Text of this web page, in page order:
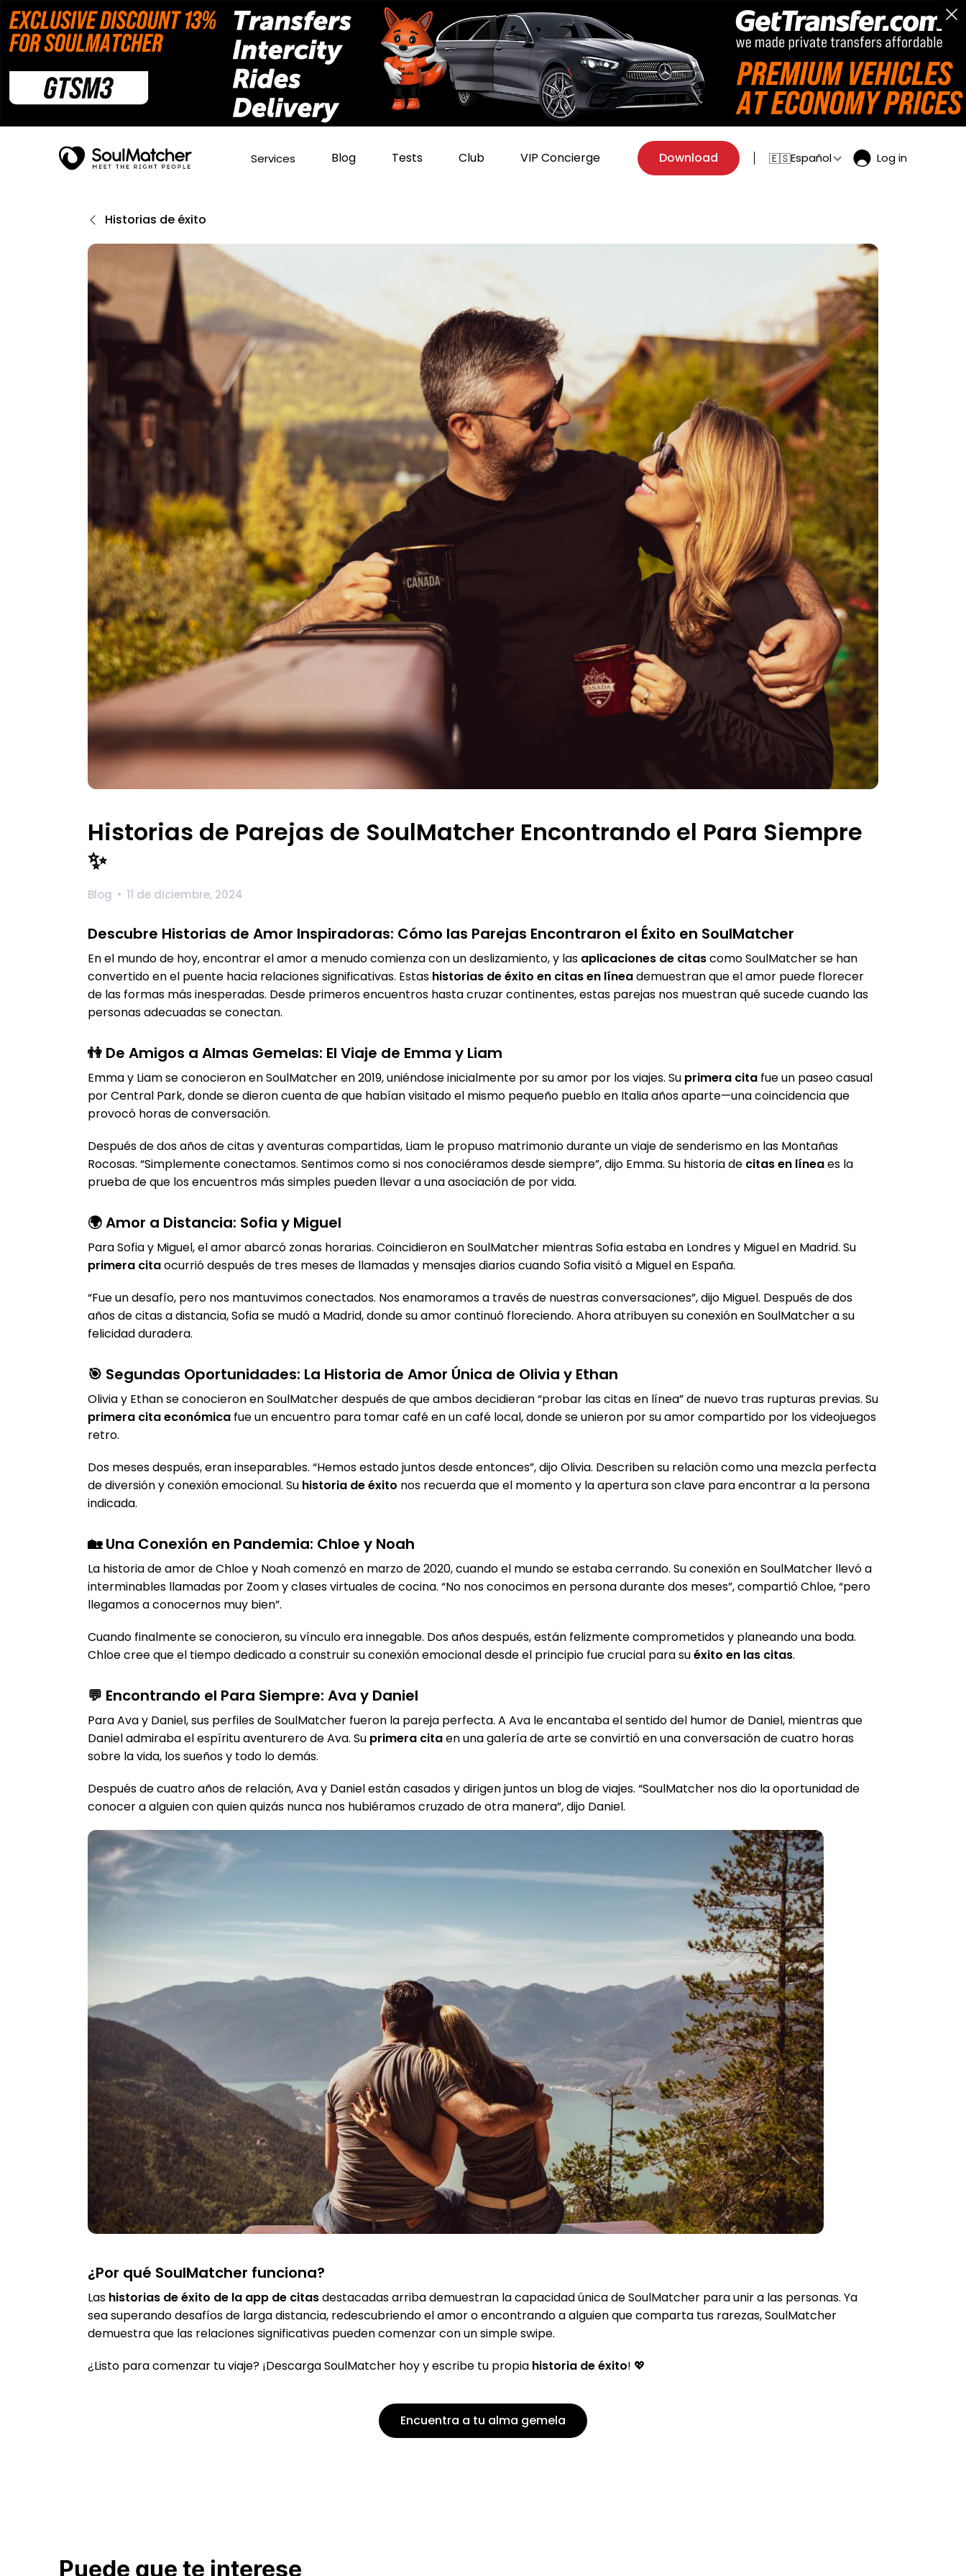
Services Blog Tests Club VIP Concierge Download 🇪🇸Español Log in
Historias de éxito
Historias de Parejas de SoulMatcher Encontrando el Para Siempre
✨
Blog 11 de diciembre, 2024
Descubre Historias de Amor Inspiradoras: Cómo las Parejas Encontraron el Éxito en SoulMatcher
En el mundo de hoy, encontrar el amor a menudo comienza con un deslizamiento, y las aplicaciones de citascomo SoulMatcher se han
convertido en el puente hacia relaciones significativas. Estas historias de éxito en citas en líneademuestran que el amor puede florecer
de las formas más inesperadas. Desde primeros encuentros hasta cruzar continentes, estas parejas nos muestran qué sucede cuando las
personas adecuadas se conectan.
👫 De Amigos a Almas Gemelas: El Viaje de Emma y Liam
Emma y Liam se conocieron en SoulMatcher en 2019, uniéndose inicialmente por su amor por los viajes. Su primera cita fue un paseo casual
por Central Park, donde se dieron cuenta de que habían visitado el mismo pequeño pueblo en Italia años aparte—una coincidencia que
provocó horas de conversación.
Después de dos años de citas y aventuras compartidas, Liam le propuso matrimonio durante un viaje de senderismo en las Montañas
Rocosas. “Simplemente conectamos. Sentimos como si nos conociéramos desde siempre”, dijo Emma. Su historia de citas en líneaes la
prueba de que los encuentros más simples pueden llevar a una asociación de por vida.
🌍 Amor a Distancia: Sofia y Miguel
Para Sofia y Miguel, el amor abarcó zonas horarias. Coincidieron en SoulMatcher mientras Sofia estaba en Londres y Miguel en Madrid. Su
primera citaocurrió después de tres meses de llamadas y mensajes diarios cuando Sofia visitó a Miguel en España.
“Fue un desafío, pero nos mantuvimos conectados. Nos enamoramos a través de nuestras conversaciones”, dijo Miguel. Después de dos
años de citas a distancia, Sofia se mudó a Madrid, donde su amor continuó floreciendo. Ahora atribuyen su conexión en SoulMatcher a su
felicidad duradera.
🎯 Segundas Oportunidades: La Historia de Amor Única de Olivia y Ethan
Olivia y Ethan se conocieron en SoulMatcher después de que ambos decidieran “probar las citas en línea” de nuevo tras rupturas previas. Su
primera cita económica fue un encuentro para tomar café en un café local, donde se unieron por su amor compartido por los videojuegos
retro.
Dos meses después, eran inseparables. “Hemos estado juntos desde entonces”, dijo Olivia. Describen su relación como una mezcla perfecta
de diversión y conexión emocional. Su historia de éxito nos recuerda que el momento y la apertura son clave para encontrar a la persona
indicada.
🏡 Una Conexión en Pandemia: Chloe y Noah
La historia de amor de Chloe y Noah comenzó en marzo de 2020, cuando el mundo se estaba cerrando. Su conexión en SoulMatcher llevó a
interminables llamadas por Zoom y clases virtuales de cocina. “No nos conocimos en persona durante dos meses”, compartió Chloe, “pero
llegamos a conocernos muy bien”.
Cuando finalmente se conocieron, su vínculo era innegable. Dos años después, están felizmente comprometidos y planeando una boda.
Chloe cree que el tiempo dedicado a construir su conexión emocional desde el principio fue crucial para suéxito en las citas.
💬 Encontrando el Para Siempre: Ava y Daniel
Para Ava y Daniel, sus perfiles de SoulMatcher fueron la pareja perfecta. A Ava le encantaba el sentido del humor de Daniel, mientras que
Daniel admiraba el espíritu aventurero de Ava. Su primera citaen una galería de arte se convirtió en una conversación de cuatro horas
sobre la vida, los sueños y todo lo demás.
Después de cuatro años de relación, Ava y Daniel están casados y dirigen juntos un blog de viajes. “SoulMatcher nos dio la oportunidad de
conocer a alguien con quien quizás nunca nos hubiéramos cruzado de otra manera”, dijo Daniel.
¿Por qué SoulMatcher funciona?
Las historias de éxito de la app de citasdestacadas arriba demuestran la capacidad única de SoulMatcher para unir a las personas. Ya
sea superando desafíos de larga distancia, redescubriendo el amor o encontrando a alguien que comparta tus rarezas, SoulMatcher
demuestra que las relaciones significativas pueden comenzar con un simple swipe.
¿Listo para comenzar tu viaje? ¡Descarga SoulMatcher hoy y escribe tu propia historia de éxito! 💖
Encuentra a tu alma gemela
Puede que te interese